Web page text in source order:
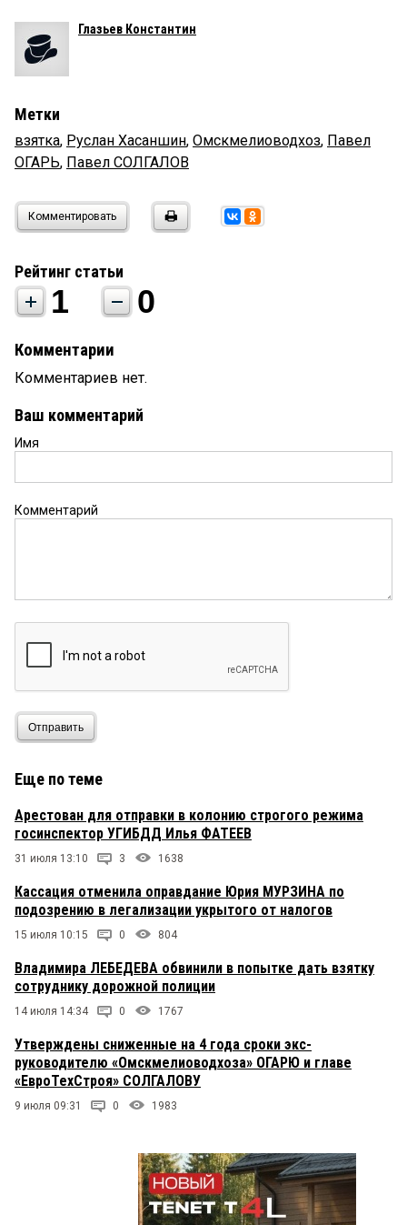
Глазьев Константин
Метки
взятка, Руслан Хасаншин, Омскмелиоводхоз, Павел
ОГАРЬ, Павел СОЛГАЛОВ
Комментировать
Рейтинг статьи
1 0
Комментарии
Комментариев нет.
Ваш комментарий
Имя
Комментарий
Отправить
Еще по теме
Арестован для отправки в колонию строгого режима
госинспектор УГИБДД Илья ФАТЕЕВ
31 июля 13:10 3 1638
Кассация отменила оправдание Юрия МУРЗИНА по
подозрению в легализации укрытого от налогов
15 июля 10:15 0 804
Владимира ЛЕБЕДЕВА обвинили в попытке дать взятку
сотруднику дорожной полиции
14 июля 14:34 0 1767
Утверждены сниженные на 4 года сроки экс-
руководителю «Омскмелиоводхоза» ОГАРЮ и главе
«ЕвроТехСтроя» СОЛГАЛОВУ
9 июля 09:31 0 1983